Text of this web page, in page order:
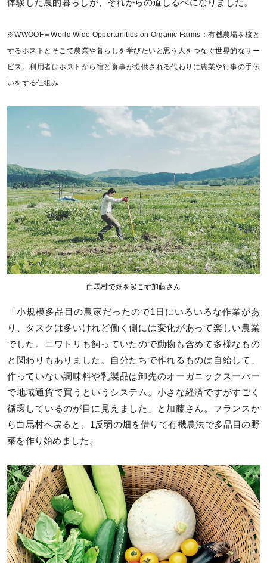
体験した農的暮らしが、それからの道しるべになりました。
※WWOOF＝World Wide Opportunities on Organic Farms：有機農場を核と
するホストとそこで農業や暮らしを学びたいと思う人をつなぐ世界的なサー
ビス。利用者はホストから宿と食事が提供される代わりに農業や行事の手伝
いをする仕組み
白馬村で畑を起こす加藤さん
「小規模多品目の農家だったので1日にいろいろな作業があ
り、タスクは多いけれど働く側には変化があって楽しい農業
でした。ニワトリも飼っていたので動物も含めて多様なもの
と関わりもありました。自分たちで作れるものは自給して、
作っていない調味料や乳製品は卸先のオーガニックスーパー
で地域通貨で買うというシステム。小さな経済ですがすごく
循環しているのが目に見えました」と加藤さん。フランスか
ら白馬村へ戻ると、1反弱の畑を借りて有機農法で多品目の野
菜を作り始めました。